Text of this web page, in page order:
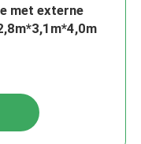
met externe